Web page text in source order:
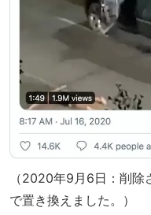
（2020年9月6日：削
で置き換えました。）